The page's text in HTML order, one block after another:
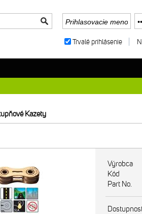
Kazety
Výrobca
Kód
Part No.
Trvalé prihlásenie